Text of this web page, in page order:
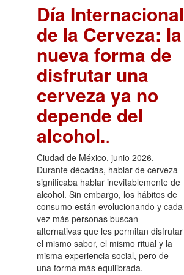
Día Internacional
de la Cerveza: la
nueva forma de
disfrutar una
cerveza ya no
depende del
alcohol..
Ciudad de México, junio 2026.-
Durante décadas, hablar de cerveza
significaba hablar inevitablemente de
alcohol. Sin embargo, los hábitos de
consumo están evolucionando y cada
vez más personas buscan
alternativas que les permitan disfrutar
el mismo sabor, el mismo ritual y la
misma experiencia social, pero de
una forma más equilibrada.